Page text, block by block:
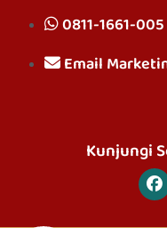
0811-1661-005
Email
Kunjungi